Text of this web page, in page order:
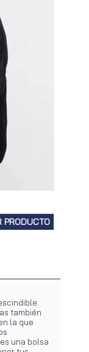
PRODUCTO
también
la que
una bolsa